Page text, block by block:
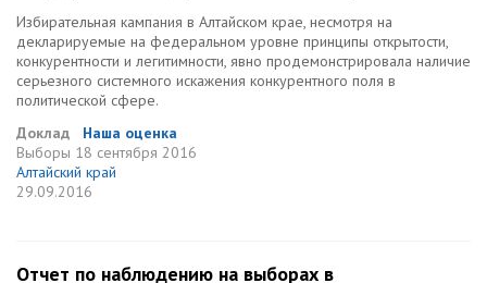
Избирательная кампания в Алтайском крае, несмотря на
декларируемые на федеральном уровне принципы открытости,
конкурентности и легитимности, явно продемонстрировала наличие
серьезного системного искажения конкурентного поля в
политической сфере.
Доклад
Наша оценка
Выборы 18 сентября 2016
Алтайский край
29.09.2016
Отчет по наблюдению на выборах в